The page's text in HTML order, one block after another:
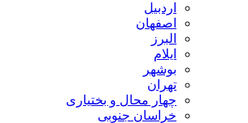
اردبیل
اصفهان
البرز
ایلام
بوشهر
تهران
چهار محال و بختیاری
خراسان جنوبی